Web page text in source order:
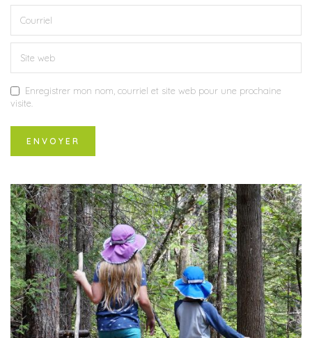
Enregistrer mon nom, courriel et site web pour une prochaine
visite.